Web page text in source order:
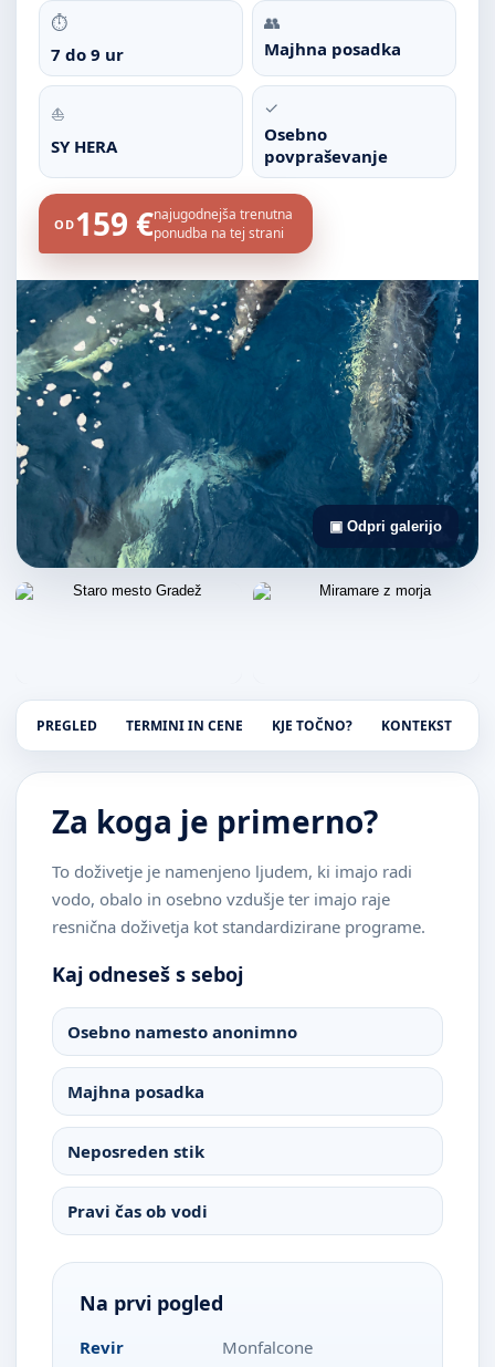
⏱
7 do 9 ur
👥
Majhna posadka
⛵
SY HERA
✓
Osebno
povpraševanje
OD 159 €najugodnejša trenutna
ponudba na tej strani
▣ Odpri galerijo
PREGLED TERMINI IN CENE KJE TOČNO? KONTEKST
Za koga je primerno?
To doživetje je namenjeno ljudem, ki imajo radi
vodo, obalo in osebno vzdušje ter imajo raje
resnična doživetja kot standardizirane programe.
Kaj odneseš s seboj
Osebno namesto anonimno
Majhna posadka
Neposreden stik
Pravi čas ob vodi
Na prvi pogled
Revir
Monfalcone